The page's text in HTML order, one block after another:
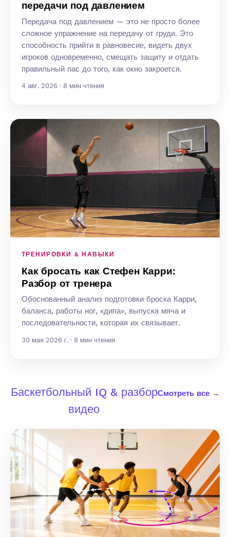
передачи под давлением
Передача под давлением — это не просто более
сложное упражнение на передачу от груди. Это
способность прийти в равновесие, видеть двух
игроков одновременно, смещать защиту и отдать
правильный пас до того, как окно закроется.
4 авг. 2026 · 8 мин чтения
ТРЕНИРОВКИ & НАВЫКИ
Как бросать как Стефен Карри:
Разбор от тренера
Обоснованный анализ подготовки броска Карри,
баланса, работы ног, «дипа», выпуска мяча и
последовательности, которая их связывает.
30 мая 2026 г. · 8 мин чтения
Баскетбольный IQ & разбор
видео
Смотреть все →